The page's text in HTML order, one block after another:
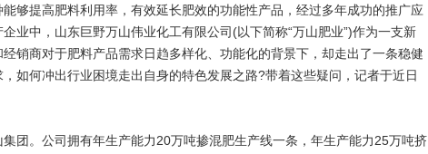
提高肥料利用率，有效延长肥效的功能性产品，经过多年成功的推广应
业中，山东巨野万山伟业化工有限公司(以下简称“万山肥业”)作为一支新
销商对于肥料产品需求日趋多样化、功能化的背景下，却走出了一条稳健
如何冲出行业困境走出自身的特色发展之路?带着这些疑问，记者于近日
。公司拥有年生产能力20万吨掺混肥生产线一条，年生产能力25万吨挤